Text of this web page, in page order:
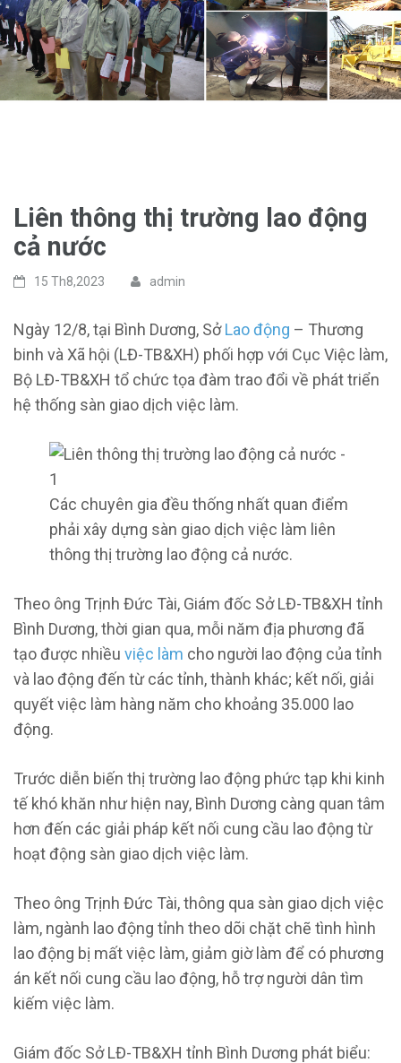
Liên thông thị trường lao động
cả nước
15 Th8,2023 admin
Ngày 12/8, tại Bình Dương, SởLao động – Thương
binh và Xã hội (LĐ-TB&XH) phối hợp với Cục Việc làm,
Bộ LĐ-TB&XH tổ chức tọa đàm trao đổi về phát triển
hệ thống sàn giao dịch việc làm.
Các chuyên gia đều thống nhất quan điểm
phải xây dựng sàn giao dịch việc làm liên
thông thị trường lao động cả nước.
Theo ông Trịnh Đức Tài, Giám đốc Sở LĐ-TB&XH tỉnh
Bình Dương, thời gian qua, mỗi năm địa phương đã
tạo được nhiều việc làm cho người lao động của tỉnh
và lao động đến từ các tỉnh, thành khác; kết nối, giải
quyết việc làm hàng năm cho khoảng 35.000 lao
động.
Trước diễn biến thị trường lao động phức tạp khi kinh
tế khó khăn như hiện nay, Bình Dương càng quan tâm
hơn đến các giải pháp kết nối cung cầu lao động từ
hoạt động sàn giao dịch việc làm.
Theo ông Trịnh Đức Tài, thông qua sàn giao dịch việc
làm, ngành lao động tỉnh theo dõi chặt chẽ tình hình
lao động bị mất việc làm, giảm giờ làm để có phương
án kết nối cung cầu lao động, hỗ trợ người dân tìm
kiếm việc làm.
Giám đốc Sở LĐ-TB&XH tỉnh Bình Dương phát biểu: